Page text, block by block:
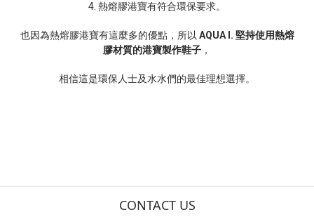
4. 熱熔膠港寶有符合環保要求。
也因為熱熔膠港寶有這麼多的優點，所以 AQUA I. 堅持使用熱熔
膠材質的港寶製作鞋子 ，
相信這是環保人士及水水們的最佳理想選擇。
CONTACT US